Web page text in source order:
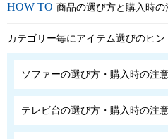
商品の選び方と購入時の
カテゴリー毎にアイテム選びのヒ
ソファーの選び方・購入時の注
テレビ台の選び方・購入時の注